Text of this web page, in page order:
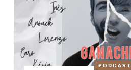
PODCAST